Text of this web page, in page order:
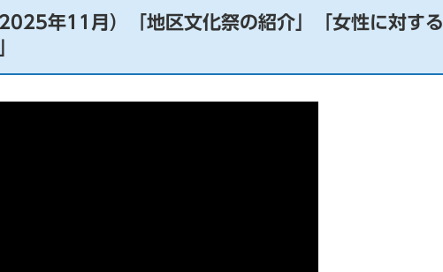
年11月）「地区文化祭の紹介」「女性に対する